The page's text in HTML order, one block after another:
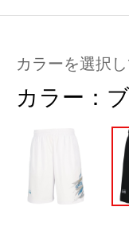
カラーを選択
カラー：